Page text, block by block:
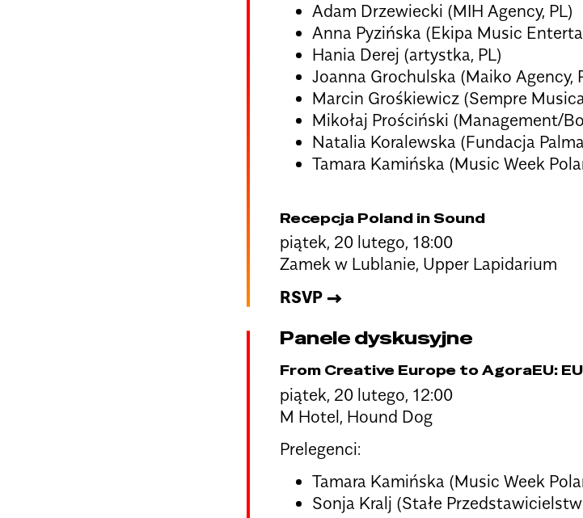
Adam Drzewiecki (MIH Agency, PL)
Anna Pyzińska (Ekipa Music
Hania Derej (artystka, PL)
Joanna Grochulska (Maiko Agency,
Marcin Grośkiewicz (Sempre
Mikołaj Prościński (Management/
Natalia Koralewska (Fundacja
Tamara Kamińska (Music Week
Recepcja Poland in Sound
piątek, 20 lutego, 18:00
Zamek w Lublanie, Upper Lapidarium
RSVP →
Panele dyskusyjne
From Creative Europe to AgoraEU:
piątek, 20 lutego, 12:00
M Hotel, Hound Dog
Prelegenci:
Tamara Kamińska (Music Week
Sonja Kralj (Stałe